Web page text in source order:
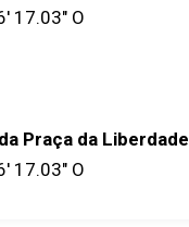
17.03" O
Praça da Liberdade
17.03" O